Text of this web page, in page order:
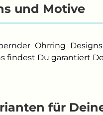
und Motive
Ohrring
findest Du garantiert
für